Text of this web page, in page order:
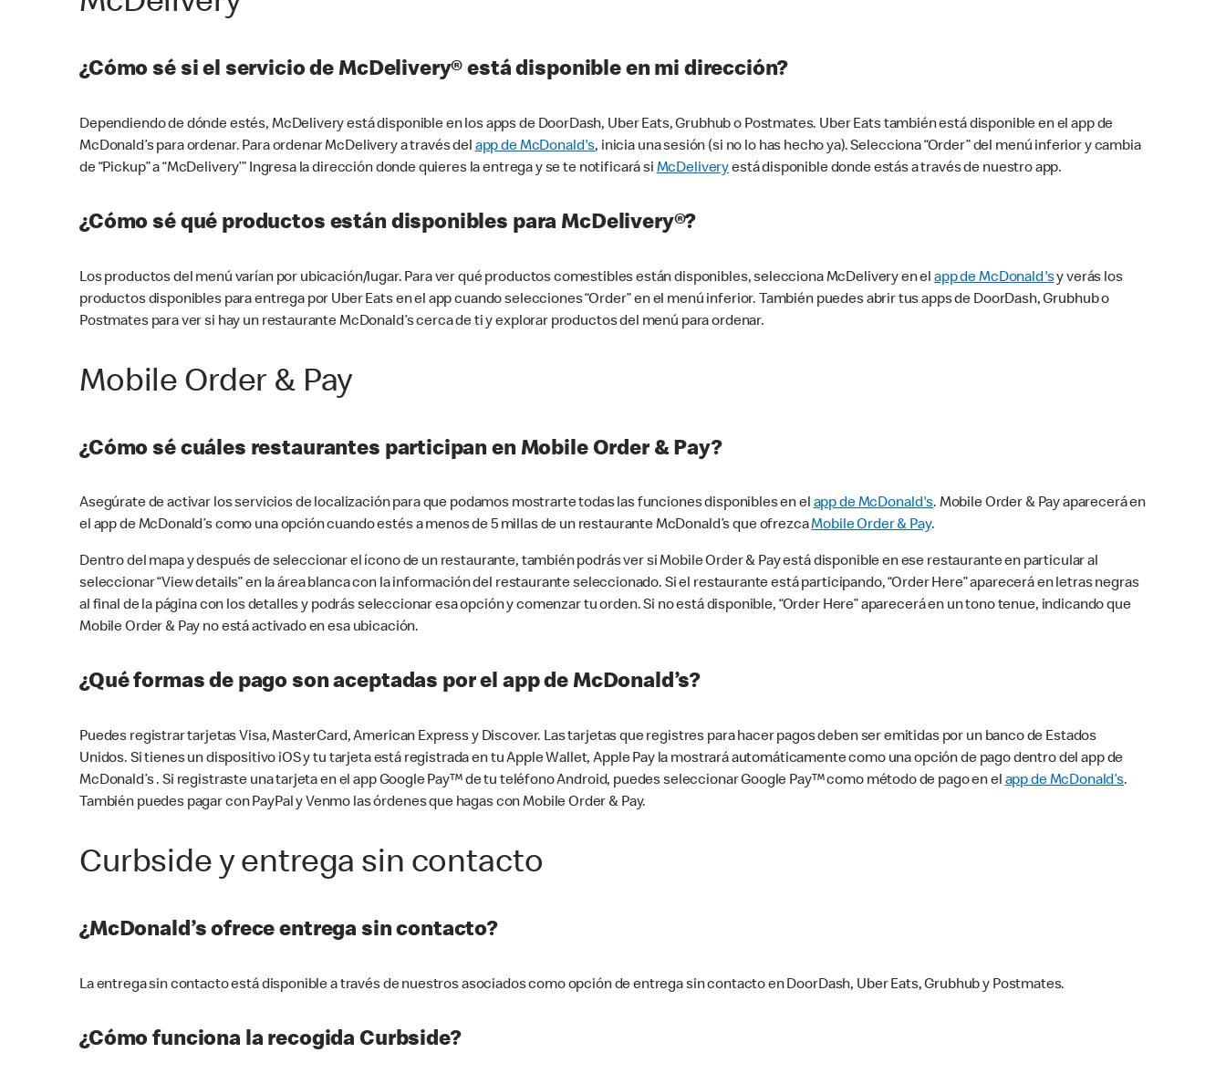
¿Cómo sé si el servicio de McDelivery® está disponible en mi dirección?
Dependiendo de dónde estés, McDelivery está disponible en los apps de DoorDash, Uber Eats, Grubhub o Postmates. Uber Eats también está disponible en el app de
McDonald’s para ordenar. Para ordenar McDelivery a través del app de McDonald's, inicia una sesión (si no lo has hecho ya). Selecciona “Order” del menú inferior y cambia
de “Pickup” a “McDelivery’” Ingresa la dirección donde quieres la entrega y se te notificará si McDeliveryestá disponible donde estás a través de nuestro app.
¿Cómo sé qué productos están disponibles para McDelivery®?
Los productos del menú varían por ubicación/lugar. Para ver qué productos comestibles están disponibles, selecciona McDelivery en elapp de McDonald'sy verás los
productos disponibles para entrega por Uber Eats en el app cuando selecciones “Order” en el menú inferior. También puedes abrir tus apps de DoorDash, Grubhub o
Postmates para ver si hay un restaurante McDonald’s cerca de ti y explorar productos del menú para ordenar.
Mobile Order & Pay
¿Cómo sé cuáles restaurantes participan en Mobile Order & Pay?
Asegúrate de activar los servicios de localización para que podamos mostrarte todas las funciones disponibles en elapp de McDonald's. Mobile Order & Pay aparecerá en
el app de McDonald’s como una opción cuando estés a menos de 5 millas de un restaurante McDonald’s que ofrezcaMobile Order & Pay.
Dentro del mapa y después de seleccionar el ícono de un restaurante, también podrás ver si Mobile Order & Pay está disponible en ese restaurante en particular al
seleccionar “View details” en la área blanca con la información del restaurante seleccionado. Si el restaurante está participando, “Order Here” aparecerá en letras negras
al final de la página con los detalles y podrás seleccionar esa opción y comenzar tu orden. Si no está disponible, “Order Here” aparecerá en un tono tenue, indicando que
Mobile Order & Pay no está activado en esa ubicación.
¿Qué formas de pago son aceptadas por el app de McDonald’s?
Puedes registrar tarjetas Visa, MasterCard, American Express y Discover. Las tarjetas que registres para hacer pagos deben ser emitidas por un banco de Estados
Unidos. Si tienes un dispositivo iOS y tu tarjeta está registrada en tu Apple Wallet, Apple Pay la mostrará automáticamente como una opción de pago dentro del app de
McDonald’s . Si registraste una tarjeta en el app Google Pay™ de tu teléfono Android, puedes seleccionar Google Pay™ como método de pago en elapp de McDonald’s.
También puedes pagar con PayPal y Venmo las órdenes que hagas con Mobile Order & Pay.
Curbside y entrega sin contacto
¿McDonald’s ofrece entrega sin contacto?
La entrega sin contacto está disponible a través de nuestros asociados como opción de entrega sin contacto en DoorDash, Uber Eats, Grubhub y Postmates.
¿Cómo funciona la recogida Curbside?